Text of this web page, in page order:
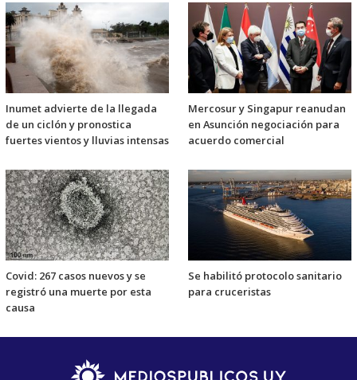
Inumet advierte de la llegada
de un ciclón y pronostica
fuertes vientos y lluvias intensas
Mercosur y Singapur reanudan
en Asunción negociación para
acuerdo comercial
Covid: 267 casos nuevos y se
registró una muerte por esta
causa
Se habilitó protocolo sanitario
para cruceristas